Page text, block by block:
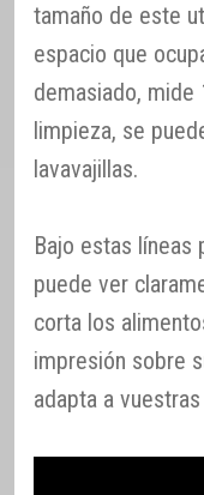
tamaño de este
espacio que
demasiado, mide
limpieza, se
lavavajillas.
Bajo estas líneas
puede ver
corta los
impresión sobre
adapta a